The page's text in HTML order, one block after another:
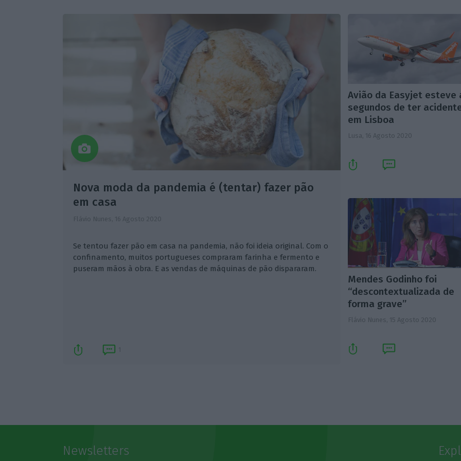
Nova moda da pandemia é (tentar) fazer pão
em casa
Flávio Nunes, 16 Agosto 2020
Se tentou fazer pão em casa na pandemia, não foi ideia original. Com o
confinamento, muitos portugueses compraram farinha e fermento e
puseram mãos à obra. E as vendas de máquinas de pão dispararam.
1
Avião da Easyjet esteve
segundos de ter
em Lisboa
Lusa, 16 Agosto 2020
Mendes Godinho foi
“descontextualizada de
forma grave”
Flávio Nunes, 15 Agosto 2020
Newsletters